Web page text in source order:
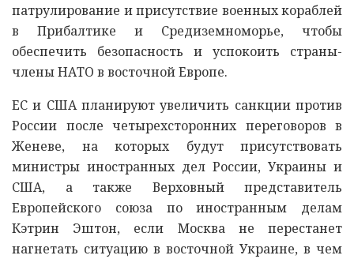
патрулирование и присутствие военных кораблей
в Прибалтике и Средиземноморье, чтобы
обеспечить безопасность и успокоить страны-
члены НАТО в восточной Европе.
ЕС и США планируют увеличить санкции против
России после четырехсторонних переговоров в
Женеве, на которых будут присутствовать
министры иностранных дел России, Украины и
США, а также Верховный представитель
Европейского союза по иностранным делам
Кэтрин Эштон, если Москва не перестанет
нагнетать ситуацию в восточной Украине, в чем